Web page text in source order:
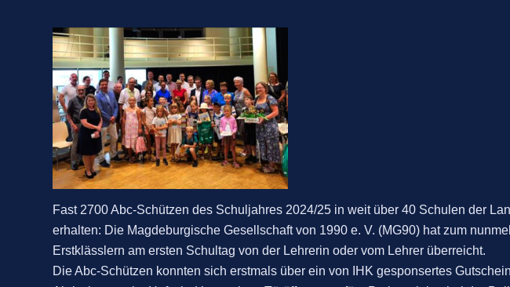
Fast 2700 Abc-Schützen des Schuljahres 2024/25 in weit über 40 Schulen der
erhalten: Die Magdeburgische Gesellschaft von 1990 e. V. (MG90) hat zum
Erstklässlern am ersten Schultag von der Lehrerin oder vom Lehrer überreicht.
Die Abc-Schützen konnten sich erstmals über ein von IHK gesponsertes